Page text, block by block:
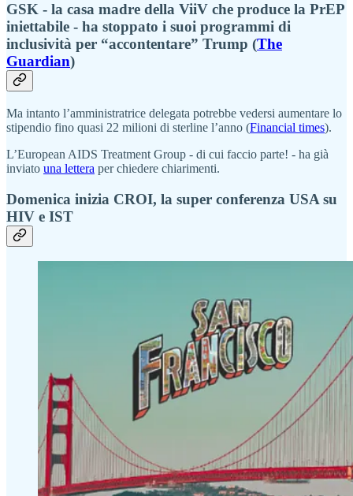
GSK - la casa madre della ViiV che produce la PrEP
iniettabile - ha stoppato i suoi programmi di
inclusività per “accontentare” Trump (The
Guardian)
Ma intanto l’amministratrice delegata potrebbe vedersi aumentare lo
stipendio fino quasi 22 milioni di sterline l’anno (Financial times).
L’European AIDS Treatment Group - di cui faccio parte! - ha già
inviato una lettera per chiedere chiarimenti.
Domenica inizia CROI, la super conferenza USA su
HIV e IST